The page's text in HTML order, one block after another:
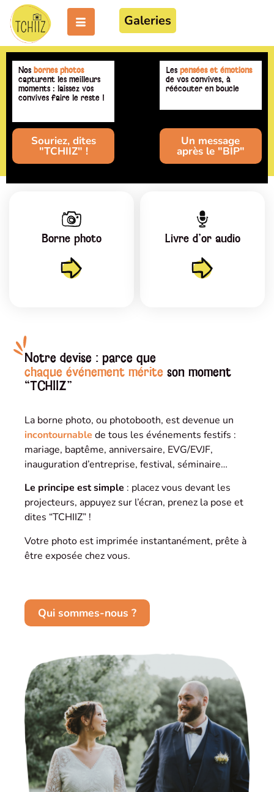
Galeries
Nos bornes photos
capturent les meilleurs
moments : laissez vos
convives faire le reste !
Les pensées et émotions
de vos convives, à
réécouter en boucle
Souriez, dites
"TCHIIZ" !
Un message
après le "BIP"
Borne photo Livre d'or audio
Notre devise : parce que
chaque événement mérite son moment
“TCHIIZ”
La borne photo, ou photobooth, est devenue un
incontournable de tous les événements festifs :
mariage, baptême, anniversaire, EVG/EVJF,
inauguration d’entreprise, festival, séminaire…
Le principe est simple : placez vous devant les
projecteurs, appuyez sur l’écran, prenez la pose et
dites “TCHIIZ” !
Votre photo est imprimée instantanément, prête à
être exposée chez vous.
Qui sommes-nous ?